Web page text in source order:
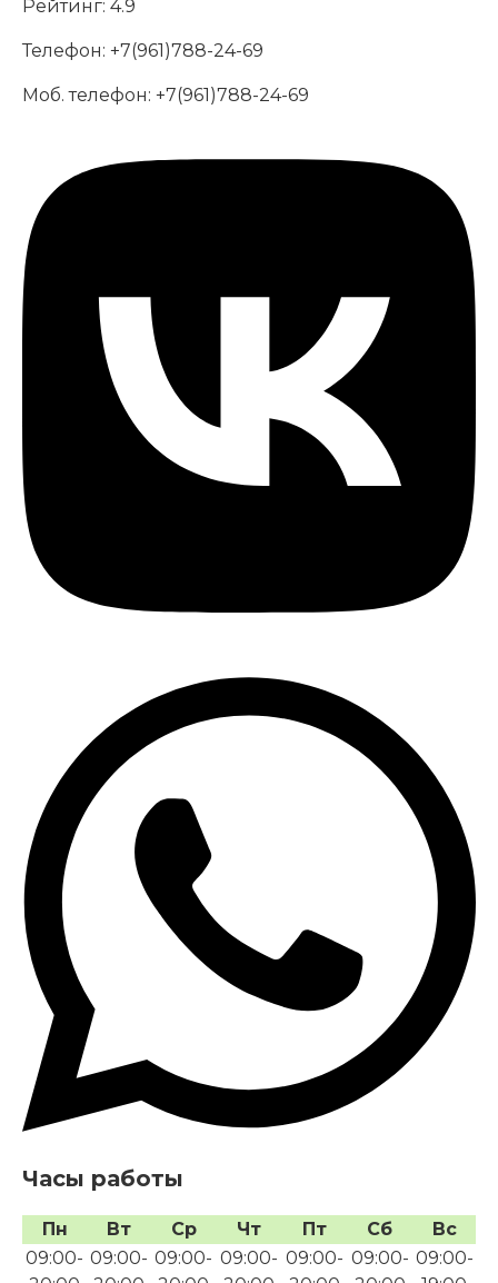
Рейтинг: 4.9
Телефон: +7(961)788-24-69
Моб. телефон: +7(961)788-24-69
Часы работы
Пн Вт Ср Чт Пт Сб
Вс
09:00- 09:00- 09:00- 09:00- 09:00- 09:00- 09:00-